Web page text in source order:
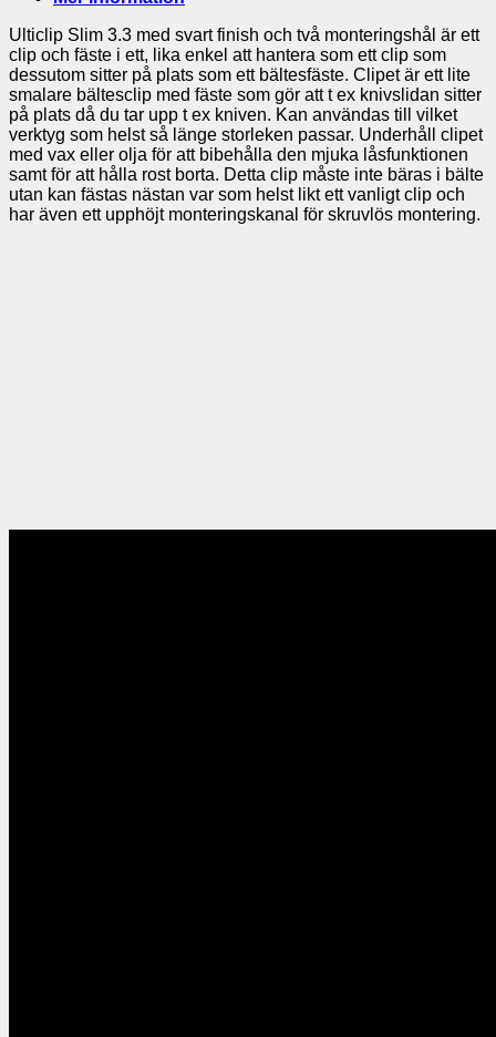
Ulticlip Slim 3.3 med svart finish och två monteringshål är ett
clip och fäste i ett, lika enkel att hantera som ett clip som
dessutom sitter på plats som ett bältesfäste. Clipet är ett lite
smalare bältesclip med fäste som gör att t ex knivslidan sitter
på plats då du tar upp t ex kniven. Kan användas till vilket
verktyg som helst så länge storleken passar. Underhåll clipet
med vax eller olja för att bibehålla den mjuka låsfunktionen
samt för att hålla rost borta. Detta clip måste inte bäras i bälte
utan kan fästas nästan var som helst likt ett vanligt clip och
har även ett upphöjt monteringskanal för skruvlös montering.